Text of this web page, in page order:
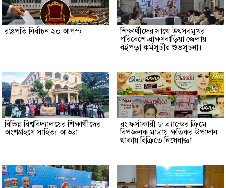
রাষ্ট্রপতি নির্বাচন ২০ আগস্ট
শিক্ষার্থীদের সাথে উৎসবমুখর
পরিবেশে ব্রাক্ষণবাড়িয়া জেলায়
বইপড়া কর্মসূচীর শুভসূচনা।
বিভিন্ন বিশ্ববিদ্যালয়ের শিক্ষার্থীদের
অংশগ্রহণে সাহিত্য আড্ডা
রং ফর্সাকারী ৮ ব্র্যান্ডের ক্রিমে
বিপজ্জনক মাত্রায় ক্ষতিকর উপাদান
থাকায় বিক্রিতে নিষেধাজ্ঞা